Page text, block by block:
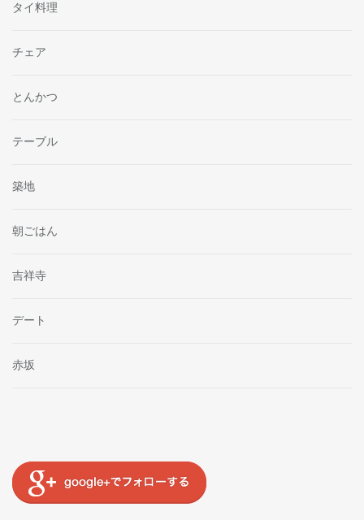
タイ料理
チェア
とんかつ
テーブル
築地
朝ごはん
吉祥寺
デート
赤坂